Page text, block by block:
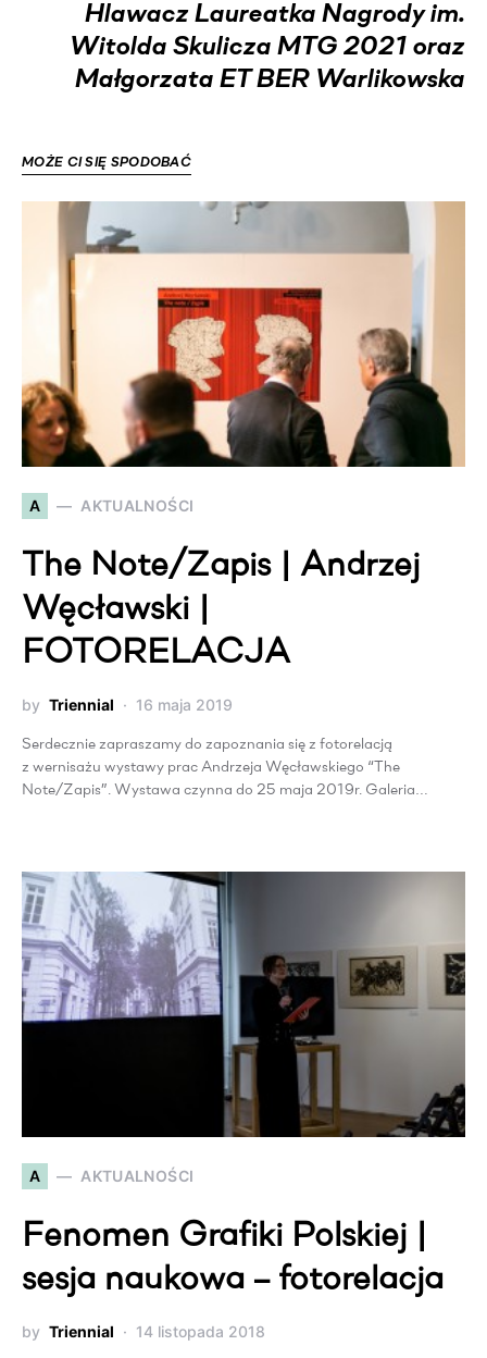
Hlawacz Laureatka Nagrody im.
Witolda Skulicza MTG 2021 oraz
Małgorzata ET BER Warlikowska
MOŻE CI SIĘ SPODOBAĆ
A AKTUALNOŚCI
The Note/Zapis | Andrzej
Węcławski |
FOTORELACJA
by Triennial 16 maja 2019
Serdecznie zapraszamy do zapoznania się z fotorelacją
z wernisażu wystawy prac Andrzeja Węcławskiego “The
Note/Zapis”. Wystawa czynna do 25 maja 2019r. Galeria…
A AKTUALNOŚCI
Fenomen Grafiki Polskiej |
sesja naukowa – fotorelacja
by Triennial 14 listopada 2018